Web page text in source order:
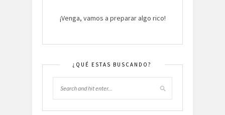
¡Venga, vamos a preparar algo rico!
¿QUÉ ESTAS BUSCANDO?